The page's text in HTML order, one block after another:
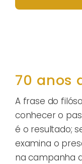
70 anos
A frase do
conhecer o
é o resultado;
examina o
na campanha